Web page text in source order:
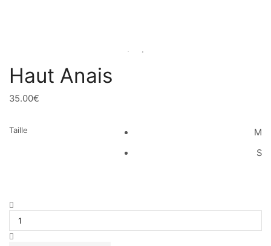
Haut Anais
35.00€
Taille
M
S